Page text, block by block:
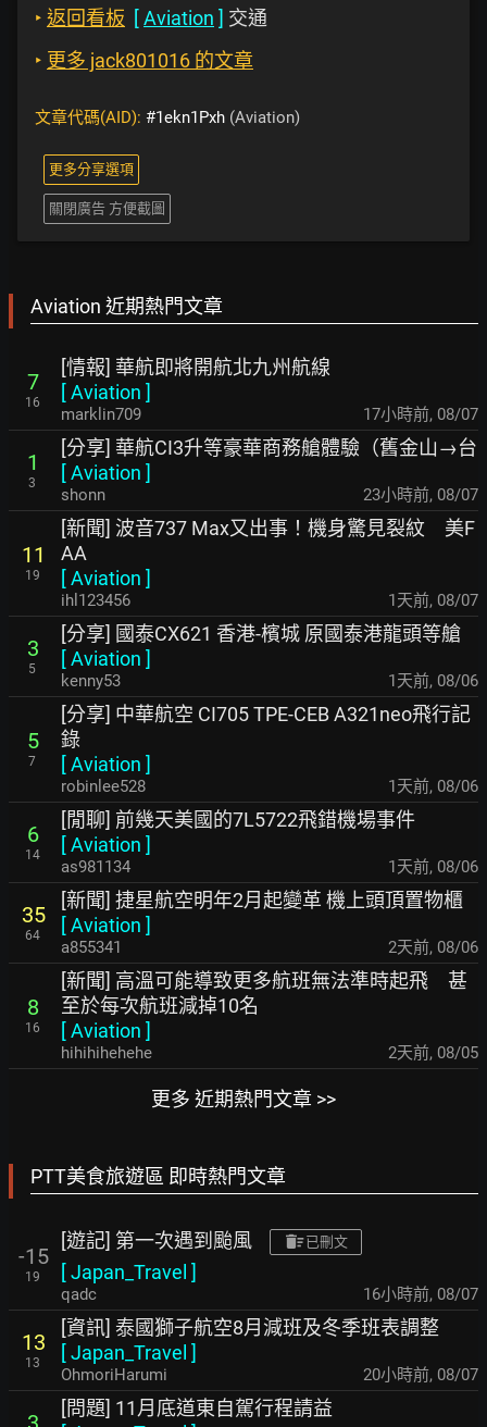
‣ 返回看板 [Aviation ] 交通
‣ 更多 jack801016 的文章
文章代碼(AID): #1ekn1Pxh (Aviation)
更多分享選項
關閉廣告 方便截圖
Aviation 近期熱門文章
7
16
[情報] 華航即將開航北九州航線
[Aviation ]
marklin709 17小時前, 08/07
1
3
[分享] 華航CI3升等豪華商務艙體驗（舊金山→台
[Aviation ]
shonn 23小時前, 08/07
11
19
[新聞] 波音737 Max又出事！機身驚見裂紋 美F
AA
[Aviation ]
ihl123456 1天前, 08/07
3
5
[分享] 國泰CX621 香港-檳城 原國泰港龍頭等艙
[Aviation ]
kenny53 1天前, 08/06
5
7
[分享] 中華航空 CI705 TPE-CEB A321neo飛行記
錄
[Aviation ]
robinlee528 1天前, 08/06
6
14
[閒聊] 前幾天美國的7L5722飛錯機場事件
[Aviation ]
as981134 1天前, 08/06
35
64
[新聞] 捷星航空明年2月起變革 機上頭頂置物櫃
[Aviation ]
a855341 2天前, 08/06
8
16
[新聞] 高溫可能導致更多航班無法準時起飛 甚
至於每次航班減掉10名
[Aviation ]
hihihihehehe 2天前, 08/05
更多 近期熱門文章 >>
PTT美食旅遊區 即時熱門文章
-15
19
[遊記] 第一次遇到颱風 已刪文
[Japan_Travel ]
qadc 16小時前, 08/07
13
13
[資訊] 泰國獅子航空8月減班及冬季班表調整
[Japan_Travel ]
OhmoriHarumi 20小時前, 08/07
[問題] 11月底道東自駕行程請益